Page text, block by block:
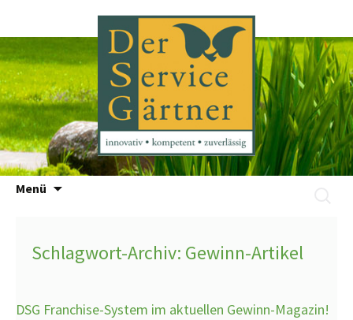
Menü
Zum
Schlagwort-Archiv: Gewinn-Artikel
DSG Franchise-System im aktuellen Gewinn-Magazin!